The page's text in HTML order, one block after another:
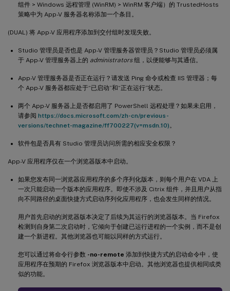
组件 > Windows 远程管理 (WinRM) > WinRM 客户端）的 TrustedHosts
策略中为 App-V 服务器名称添加一个条目。
(DUAL) 将 App-V 应用程序添加到交付组时发现失败。
Studio 管理员是否也是 App-V 管理服务器管理员？Studio 管理员必须属
于 App-V 管理服务器上的 administrators组，以便能够与其通信。
App-V 管理服务器是否正在运行？请发送 Ping 命令或检查 IIS 管理器；每
个 App-V 服务器都应处于“已启动”和“正在运行”状态。
两个 App-V 服务器上是否都启用了 PowerShell 远程处理？如果未启用，
请参阅 https://docs.microsoft.com/zh-cn/previous-
versions/technet-magazine/ff700227(v=msdn.10) 。
软件包是否具有 Studio 管理员访问所需的相应安全权限？
App-V 应用程序仅在一个浏览器版本中启动。
如果您发布同一浏览器应用程序的多个序列化版本，则每个用户在 VDA 上
一次只能启动一个版本的应用程序。即使不涉及 Citrix 组件，并且用户从指
向不同路径的桌面快捷方式启动序列化应用程序，也会发生同样的情况。
用户首先启动的浏览器版本决定了后续为其运行的浏览器版本。当 Firefox
检测到自身第二次启动时，它倾向于创建已运行进程的一个实例，而不是创
建一个新进程。其他浏览器也可能以同样的方式运行。
您可以通过将命令行参数 -no-remote 添加到快捷方式的启动命令中，使
应用程序在预期的 Firefox 浏览器版本中启动。其他浏览器也提供相同或类
似的功能。